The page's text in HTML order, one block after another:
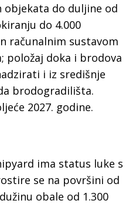
do duljine od
do 4.000
računalnim sustavom
položaj doka i brodova
i iz središnje
brodogradilišta.
2027. godine.
ima status luke s
se na površini od
obale od 1.300